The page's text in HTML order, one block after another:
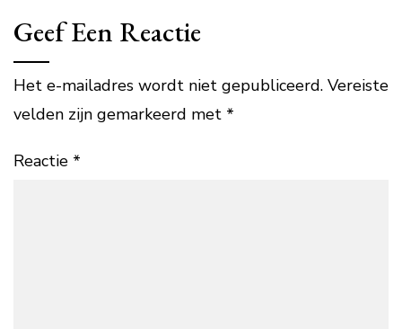
Geef Een Reactie
Het e-mailadres wordt niet gepubliceerd. Vereiste
velden zijn gemarkeerd met *
Reactie *